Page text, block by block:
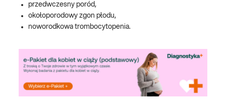
przedwczesny poród,
okołoporodowy zgon płodu,
noworodkowa trombocytopenia.